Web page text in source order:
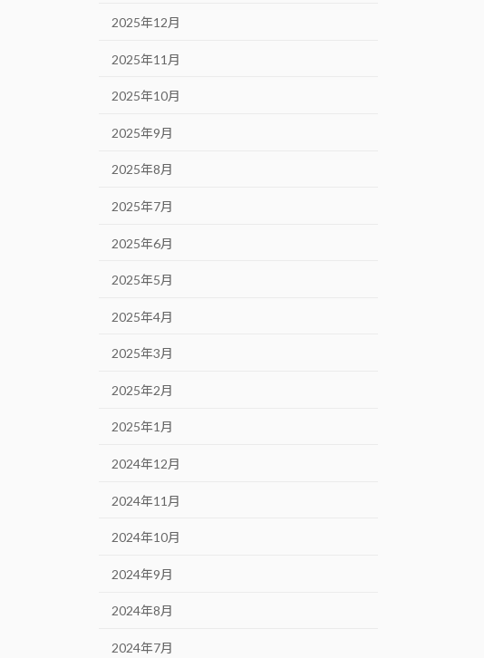
2025年12月
2025年11月
2025年10月
2025年9月
2025年8月
2025年7月
2025年6月
2025年5月
2025年4月
2025年3月
2025年2月
2025年1月
2024年12月
2024年11月
2024年10月
2024年9月
2024年8月
2024年7月